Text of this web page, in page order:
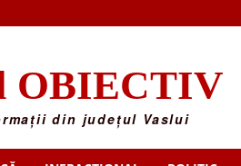
OBIECTIV
din județul Vaslui